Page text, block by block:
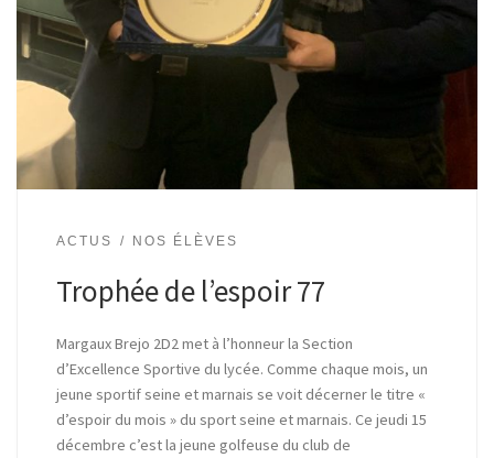
ACTUS NOS ÉLÈVES
Trophée de l’espoir 77
Margaux Brejo 2D2 met à l’honneur la Section
d’Excellence Sportive du lycée. Comme chaque mois, un
jeune sportif seine et marnais se voit décerner le titre «
d’espoir du mois » du sport seine et marnais. Ce jeudi 15
décembre c’est la jeune golfeuse du club de